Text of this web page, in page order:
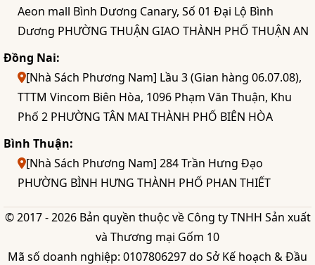
Aeon mall Bình Dương Canary, Số 01 Đại Lộ Bình
Dương PHƯỜNG THUẬN GIAO THÀNH PHỐ THUẬN AN
Đồng Nai:
[Nhà Sách Phương Nam] Lầu 3 (Gian hàng 06.07.08),
TTTM Vincom Biên Hòa, 1096 Phạm Văn Thuận, Khu
Phố 2 PHƯỜNG TÂN MAI THÀNH PHỐ BIÊN HÒA
Bình Thuận:
[Nhà Sách Phương Nam] 284 Trần Hưng Đạo
PHƯỜNG BÌNH HƯNG THÀNH PHỐ PHAN THIẾT
© 2017 - 2026 Bản quyền thuộc về Công ty TNHH Sản xuất
và Thương mại Gốm 10
Mã số doanh nghiệp: 0107806297 do Sở Kế hoạch & Đầu